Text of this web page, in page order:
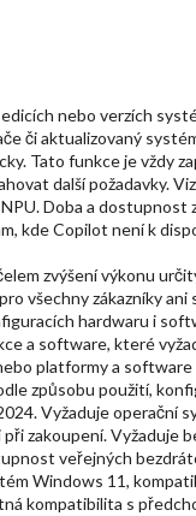
nebo verzích
či aktualizovaný
Tato funkce je vždy
další požadavky.
Doba a
kde Copilot není k
zvýšení výkonu
všechny zákazníky
hardwaru i
a software, které
platformy a
způsobu použití,
Vyžaduje operační
zakoupení.
veřejných
Windows 11,
kompatibilita s